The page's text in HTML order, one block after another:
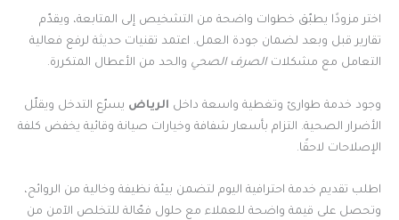
اختر مزودًا يطبّق خطوات واضحة من التشخيص إلى المتابعة، ويقدّم
تقارير قبل وبعد لضمان جودة العمل. اعتمد تقنيات حديثة لرفع فعالية
التعامل مع مشكلات الصرف الصحي والحد من الأعطال المتكررة.
وجود خدمة طوارئ وتغطية واسعة داخل الرياض يسرّع التدخل ويقلّل
الأضرار الصحية. التزام بأسعار شفافة وخيارات صيانة وقائية يخفض كلفة
الإصلاحات لاحقًا.
اطلب تقديم خدمة احترافية اليوم لتضمن بيئة نظيفة وخالية من الروائح،
وتحصل على قيمة واضحة للعملاء مع حلول فعّالة للتخلص الآمن من